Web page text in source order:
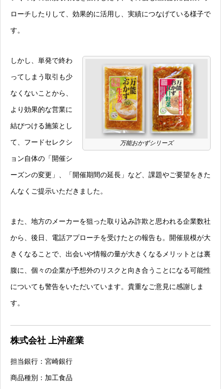
ローチしたりして、効果的に活用し、実績につなげている様子で
す。
万能おかずシリーズ
しかし、単発で終わ
ってしまう取引も少
なくないことから、
より効果的な営業に
結びつける施策とし
て、フードセレクシ
ョン自体の「開催シ
ーズンの変更」、「開催期間の延長」など、課題やご要望をきた
んなくご提示いただきました。
また、地方のメーカーを狙った取り込み詐欺と思われる企業数社
から、後日、電話アプローチを受けたとの報告も。開催規模が大
きくなることで、出会いや情報の量が大きくなるメリットとは裏
腹に、個々の企業が予想外のリスクと向き合うことになる可能性
についても警告をいただいています。貴重なご意見に感謝しま
す。
株式会社 上沖産業
担当銀行：宮崎銀行
商品種別：加工食品